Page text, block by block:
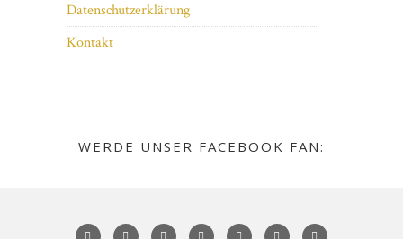
Datenschutzerklärung
Kontakt
WERDE UNSER FACEBOOK FAN: